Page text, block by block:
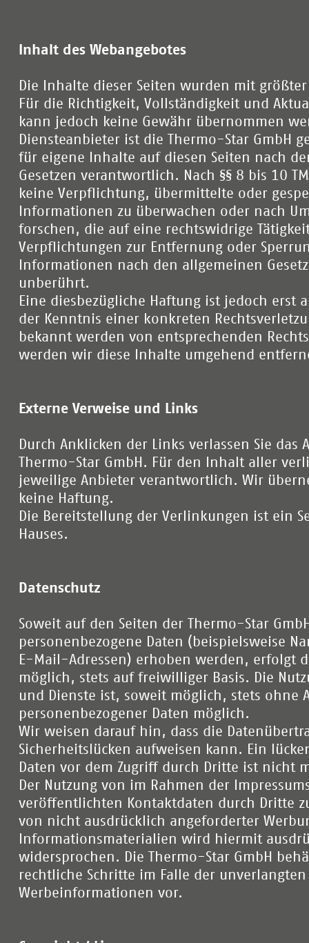
Inhalt des Webangebotes
Die Inhalte dieser Seiten wurden mit
Für die Richtigkeit, Vollständigkeit und
kann jedoch keine Gewähr übernommen
Diensteanbieter ist die Thermo-Star GmbH
für eigene Inhalte auf diesen Seiten nach
Gesetzen verantwortlich. Nach §§ 8 bis 10
keine Verpflichtung, übermittelte oder
Informationen zu überwachen oder nach
forschen, die auf eine rechtswidrige
Verpflichtungen zur Entfernung oder
Informationen nach den allgemeinen
unberührt.
Eine diesbezügliche Haftung ist jedoch erst
der Kenntnis einer konkreten
bekannt werden von entsprechenden
werden wir diese Inhalte umgehend
Externe Verweise und Links
Durch Anklicken der Links verlassen Sie das
Thermo-Star GmbH. Für den Inhalt aller
jeweilige Anbieter verantwortlich. Wir
keine Haftung.
Die Bereitstellung der Verlinkungen ist ein
Hauses.
Datenschutz
Soweit auf den Seiten der Thermo-Star
personenbezogene Daten (beispielsweise
E-Mail-Adressen) erhoben werden, erfolgt
möglich, stets auf freiwilliger Basis. Die
und Dienste ist, soweit möglich, stets ohne
personenbezogener Daten möglich.
Wir weisen darauf hin, dass die
Sicherheitslücken aufweisen kann. Ein
Daten vor dem Zugriff durch Dritte ist nicht
Der Nutzung von im Rahmen der
veröffentlichten Kontaktdaten durch Dritte
von nicht ausdrücklich angeforderter
Informationsmaterialien wird hiermit
widersprochen. Die Thermo-Star GmbH
rechtliche Schritte im Falle der unverlangten
Werbeinformationen vor.